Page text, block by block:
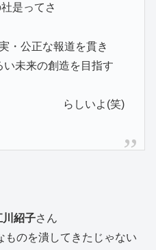
是ってさ
・公正な報道を貫き
未来の創造を目指す
らしいよ(笑)
川紹子さん
のを潰してきたじゃない